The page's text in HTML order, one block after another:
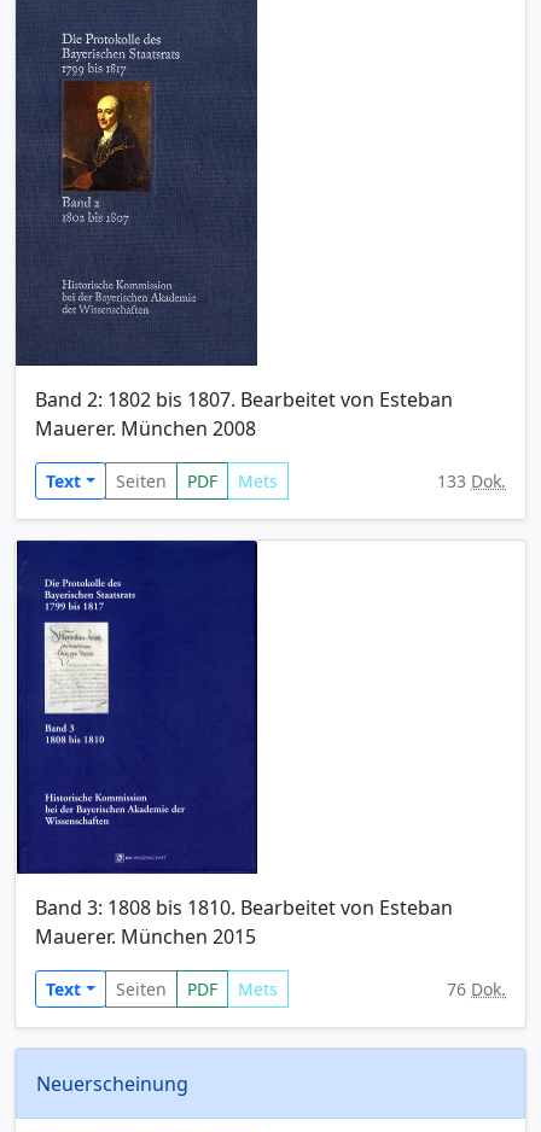
Band 2: 1802 bis 1807. Bearbeitet von Esteban
Mauerer. München 2008
Text Seiten PDF Mets 133 Dok.
Band 3: 1808 bis 1810. Bearbeitet von Esteban
Mauerer. München 2015
Text Seiten PDF Mets 76 Dok.
Neuerscheinung